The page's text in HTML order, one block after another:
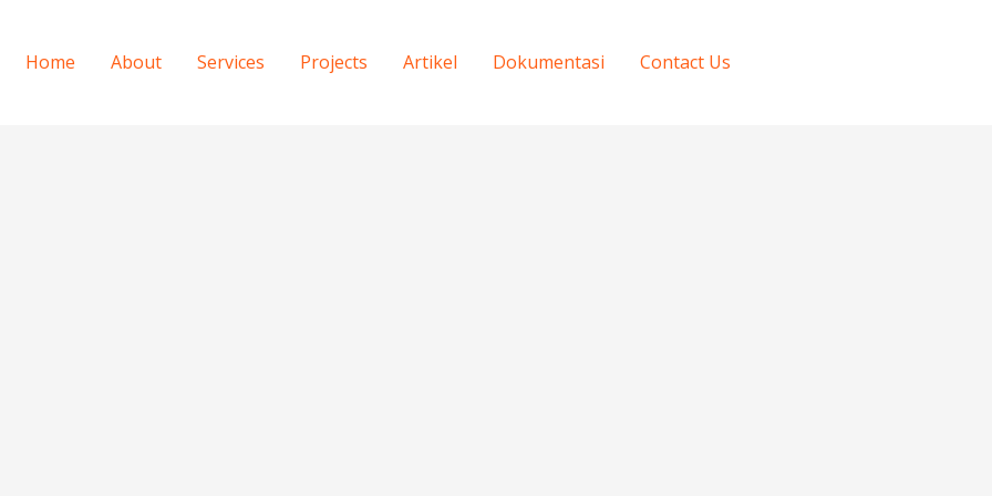
Home About Services Projects Artikel Dokumentasi Contact Us